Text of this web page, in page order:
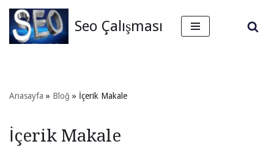
İçeriğe
geç
Seo Çalışması
Anasayfa » Bloğ » İçerik Makale
İçerik Makale